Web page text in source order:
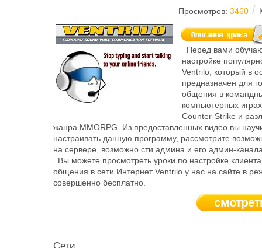
Просмотров: 3460 /
Перед вами
настройке
Ventrilo, который в
предназначен для
общения в
компьютерных
Counter-Strike и
жанра MMORPG. Из предоставленных видео вы
настраивать данную программу, рассмотрите
на сервере, возможно сти админа и его админ-
Вы можете просмотреть уроки по настройке
общения в сети Интернет Ventrilo у нас на сайте в
совершенно бесплатно.